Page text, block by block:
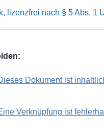
lizenzfrei nach § 5 Abs. 1
➔Dieses Dokument ist
➔Eine Verknüpfung ist